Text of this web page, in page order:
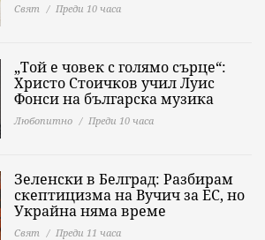
Свят Преди 10 часа
„Той е човек с голямо сърце“:
Христо Стоичков учил Луис
Фонси на българска музика
Любопитно Преди 10 часа
Зеленски в Белград: Разбирам
скептицизма на Вучич за ЕС, но
Украйна няма време
Свят Преди 11 часа